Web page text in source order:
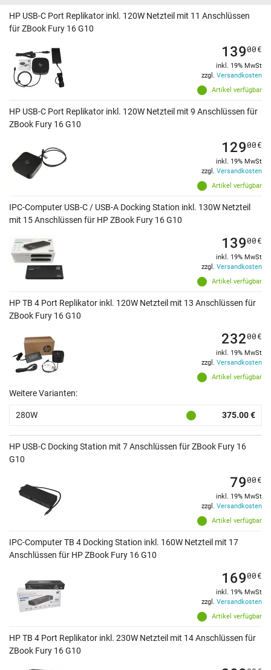
HP USB-C Port Replikator inkl. 120W Netzteil mit 11 Anschlüssen
für ZBook Fury 16 G10
Artikel verfügbar
13900€
inkl. 19% MwSt
zzgl. Versandkosten
HP USB-C Port Replikator inkl. 120W Netzteil mit 9 Anschlüssen für
ZBook Fury 16 G10
Artikel verfügbar
12900€
inkl. 19% MwSt
zzgl. Versandkosten
IPC-Computer USB-C / USB-A Docking Station inkl. 130W Netzteil
mit 15 Anschlüssen für HP ZBook Fury 16 G10
Artikel verfügbar
13900€
inkl. 19% MwSt
zzgl. Versandkosten
HP TB 4 Port Replikator inkl. 120W Netzteil mit 13 Anschlüssen für
ZBook Fury 16 G10
Artikel verfügbar
23200€
inkl. 19% MwSt
zzgl. Versandkosten
Weitere Varianten:
280W 375.00 €
HP USB-C Docking Station mit 7 Anschlüssen für ZBook Fury 16
G10
Artikel verfügbar
7900€
inkl. 19% MwSt
zzgl. Versandkosten
IPC-Computer TB 4 Docking Station inkl. 160W Netzteil mit 17
Anschlüssen für HP ZBook Fury 16 G10
Artikel verfügbar
16900€
inkl. 19% MwSt
zzgl. Versandkosten
HP TB 4 Port Replikator inkl. 230W Netzteil mit 14 Anschlüssen für
ZBook Fury 16 G10